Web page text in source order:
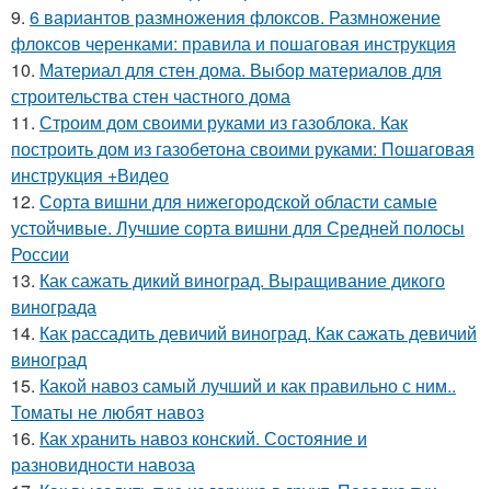
9. 6 вариантов размножения флоксов. Размножение
флоксов черенками: правила и пошаговая инструкция
10. Материал для стен дома. Выбор материалов для
строительства стен частного дома
11. Строим дом своими руками из газоблока. Как
построить дом из газобетона своими руками: Пошаговая
инструкция +Видео
12. Сорта вишни для нижегородской области самые
устойчивые. Лучшие сорта вишни для Средней полосы
России
13. Как сажать дикий виноград. Выращивание дикого
винограда
14. Как рассадить девичий виноград. Как сажать девичий
виноград
15. Какой навоз самый лучший и как правильно с ним..
Томаты не любят навоз
16. Как хранить навоз конский. Состояние и
разновидности навоза